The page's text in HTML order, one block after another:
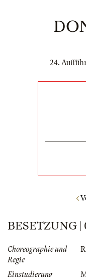
24.
BESETZUNG |
Choreographie und
Regie
Einstudierung